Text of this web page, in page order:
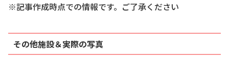
※記事作成時点での情報です。ご了承ください
その他施設＆実際の写真